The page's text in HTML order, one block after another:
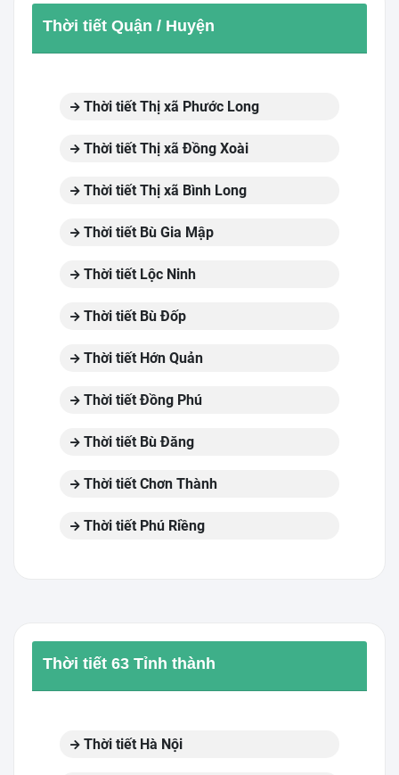
Thời tiết Quận / Huyện
Thời tiết Thị xã Phước Long
Thời tiết Thị xã Đồng Xoài
Thời tiết Thị xã Bình Long
Thời tiết Bù Gia Mập
Thời tiết Lộc Ninh
Thời tiết Bù Đốp
Thời tiết Hớn Quản
Thời tiết Đồng Phú
Thời tiết Bù Đăng
Thời tiết Chơn Thành
Thời tiết Phú Riềng
Thời tiết 63 Tỉnh thành
Thời tiết Hà Nội